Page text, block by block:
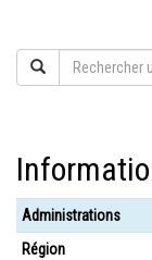
Administrations
Région